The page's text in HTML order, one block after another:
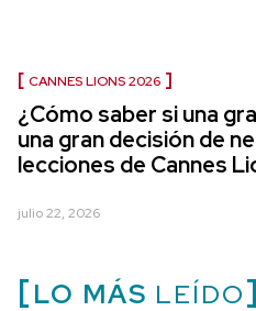
CANNES LIONS 2026
¿Cómo saber si una
una gran decisión de
lecciones de Cannes
julio 22, 2026
LO MÁS LEÍDO